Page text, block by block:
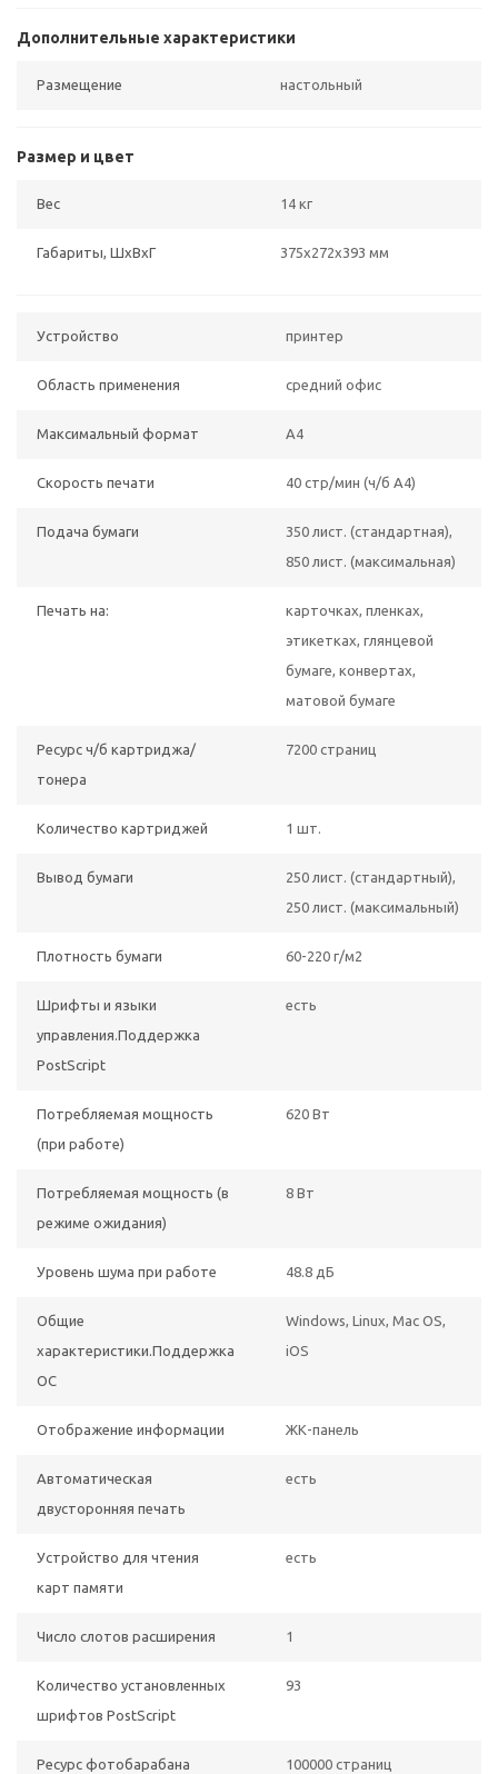
Дополнительные характеристики
Размещение настольный
Размер и цвет
Вес 14 кг
Габариты, ШхВхГ 375x272x393 мм
Устройство принтер
Область применения средний офис
Максимальный формат A4
Скорость печати 40 стр/мин (ч/б А4)
Подача бумаги
350 лист. (стандартная),
850 лист. (максимальная)
Печать на:
карточках, пленках,
этикетках, глянцевой
бумаге, конвертах,
матовой бумаге
Ресурс ч/б картриджа/
тонера
7200 страниц
Количество картриджей 1 шт.
Вывод бумаги
250 лист. (стандартный),
250 лист. (максимальный)
Плотность бумаги 60-220 г/м2
Шрифты и языки
управления.Поддержка
PostScript
есть
Потребляемая мощность
(при работе)
620 Вт
Потребляемая мощность (в
режиме ожидания)
8 Вт
Уровень шума при работе 48.8 дБ
Общие
характеристики.Поддержка
ОС
Windows, Linux, Mac OS,
iOS
Отображение информации ЖК-панель
Автоматическая
двусторонняя печать
есть
Устройство для чтения
карт памяти
есть
Число слотов расширения 1
Количество установленных
шрифтов PostScript
93
Ресурс фотобарабана 100000 страниц